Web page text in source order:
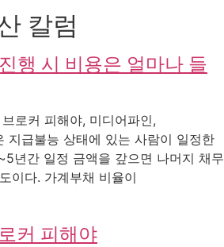
칼럼
행 시 비용은 얼마나 들
로커 피해야, 미디어파인,
지급불능 상태에 있는 사람이 일정한
년간 일정 금액을 갚으면 나머지 채무
이다. 가계부채 비율이
커 피해야